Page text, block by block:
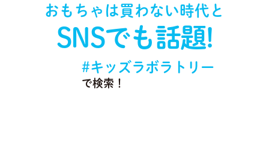
おもちゃは買わない時代と
SNSでも話題!
#キッズラボラトリー
で検索！